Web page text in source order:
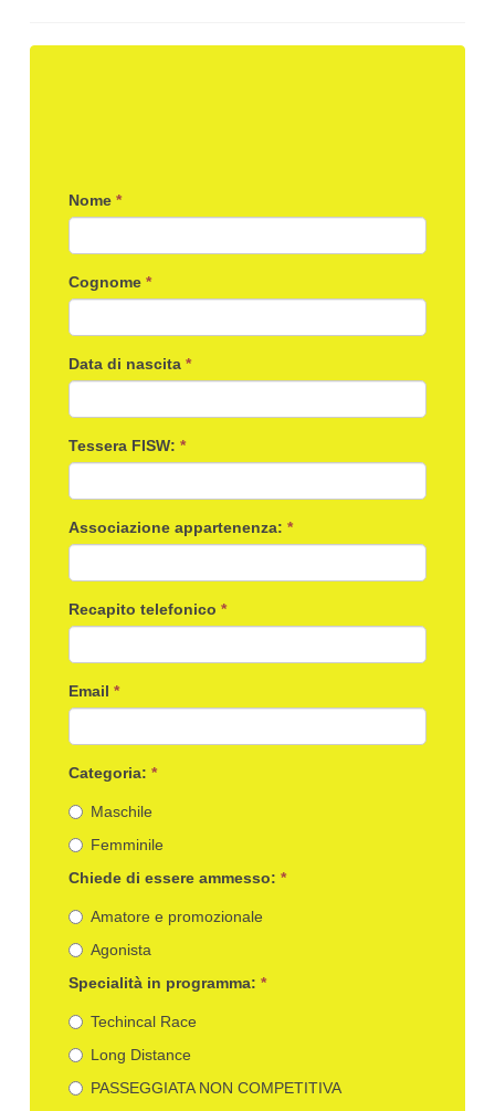
Nome *
Cognome *
Data di nascita *
Tessera FISW: *
Associazione appartenenza: *
Recapito telefonico *
Email *
Categoria: *
Maschile
Femminile
Chiede di essere ammesso: *
Amatore e promozionale
Agonista
Specialità in programma: *
Techincal Race
Long Distance
PASSEGGIATA NON COMPETITIVA